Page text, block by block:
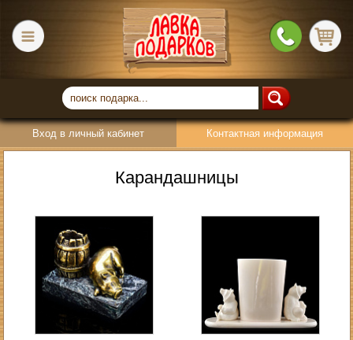
Вход в личный кабинет Контактная информация
Карандашницы